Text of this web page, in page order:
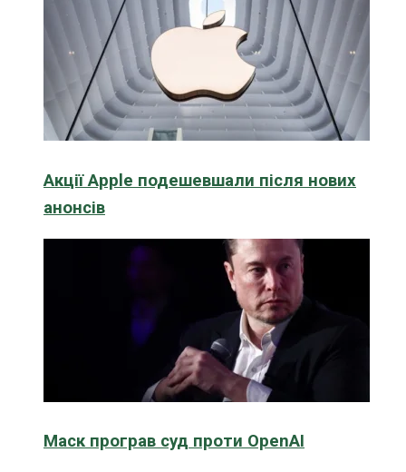
Акції Apple подешевшали після нових
анонсів
Маск програв суд проти OpenAI